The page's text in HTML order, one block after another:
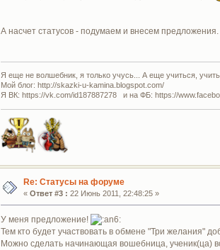
А насчет статусов - подумаем и внесем
Я еще не волшебник, я только учусь... А еще учиться,
Мой блог: http://skazki-u-kamina.blogspot.com/
Я ВК: https://vk.com/id187887278 и на ФБ: https://
Re: Статусы на форуме
« Ответ #3 : 22 Июнь 2011, 22:48:25 »
У меня предложение!
Тем кто будет участвовать в обмене "Три желания"
Можно сделать начинающая вошебница, ученик(ца)